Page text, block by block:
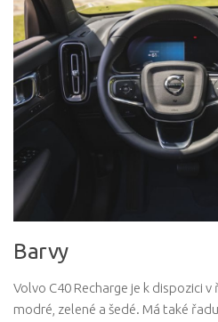
Barvy
Volvo C40 Recharge je k dispozici
modré, zelené a šedé. Má také